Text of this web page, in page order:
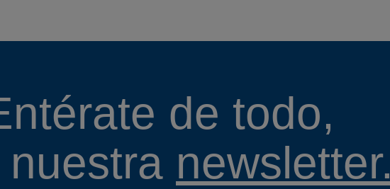
de todo,
newsletter.